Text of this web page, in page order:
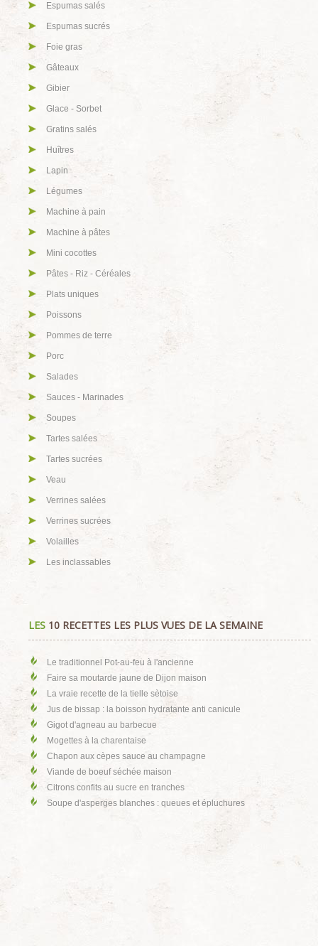
Espumas salés
Espumas sucrés
Foie gras
Gâteaux
Gibier
Glace - Sorbet
Gratins salés
Huîtres
Lapin
Légumes
Machine à pain
Machine à pâtes
Mini cocottes
Pâtes - Riz - Céréales
Plats uniques
Poissons
Pommes de terre
Porc
Salades
Sauces - Marinades
Soupes
Tartes salées
Tartes sucrées
Veau
Verrines salées
Verrines sucrées
Volailles
Les inclassables
LES 10 RECETTES LES PLUS VUES DE LA SEMAINE
Le traditionnel Pot-au-feu à l'ancienne
Faire sa moutarde jaune de Dijon maison
La vraie recette de la tielle sètoise
Jus de bissap : la boisson hydratante anti canicule
Gigot d'agneau au barbecue
Mogettes à la charentaise
Chapon aux cèpes sauce au champagne
Viande de boeuf séchée maison
Citrons confits au sucre en tranches
Soupe d'asperges blanches : queues et épluchures